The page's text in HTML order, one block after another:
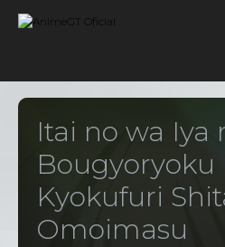
Itai no wa Iya
Bougyoryoku
Kyokufuri
Omoimasu